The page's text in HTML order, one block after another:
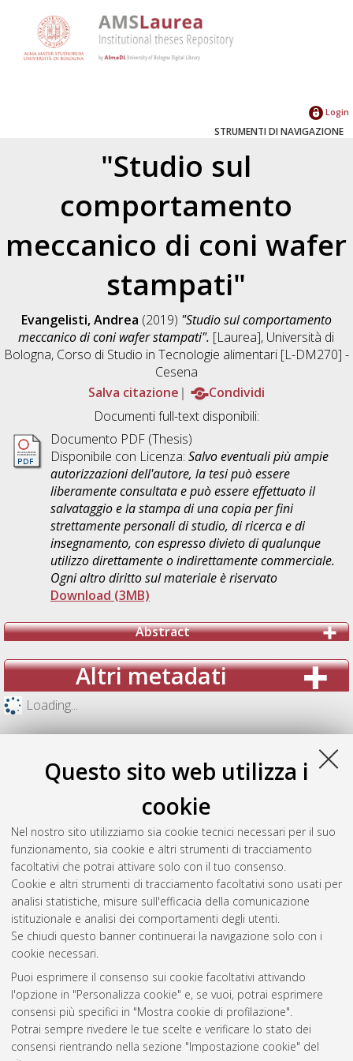
Questo sito web utilizza i
cookie
Nel nostro sito utilizziamo sia cookie tecnici necessari per il suo
funzionamento, sia cookie e altri strumenti di tracciamento
facoltativi che potrai attivare solo con il tuo consenso.
Cookie e altri strumenti di tracciamento facoltativi sono usati per
analisi statistiche, misure sull'efficacia della comunicazione
istituzionale e analisi dei comportamenti degli utenti.
Se chiudi questo banner continuerai la navigazione solo con i
cookie necessari.
Puoi esprimere il consenso sui cookie facoltativi attivando
l'opzione in "Personalizza cookie" e, se vuoi, potrai esprimere
consensi più specifici in "Mostra cookie di profilazione".
Potrai sempre rivedere le tue scelte e verificare lo stato dei
consensi rientrando nella sezione "Impostazione cookie" del
Login
STRUMENTI DI NAVIGAZIONE
"Studio sul
comportamento
meccanico di coni wafer
stampati"
Evangelisti, Andrea (2019) "Studio sul comportamento
meccanico di coni wafer stampati". [Laurea], Università di
Bologna, Corso di Studio in Tecnologie alimentari [L-DM270] -
Cesena
Salva citazione
Condividi
Documenti full-text disponibili:
Documento PDF (Thesis)
Disponibile con Licenza: Salvo eventuali più ampie
autorizzazioni dell'autore, la tesi può essere
liberamente consultata e può essere effettuato il
salvataggio e la stampa di una copia per fini
strettamente personali di studio, di ricerca e di
insegnamento, con espresso divieto di qualunque
utilizzo direttamente o indirettamente commerciale.
Ogni altro diritto sul materiale è riservato
Download (3MB)
Abstract
Altri metadati
Loading...
Gestione del documento:
Atom
Rss 1.0
Rss 2.0